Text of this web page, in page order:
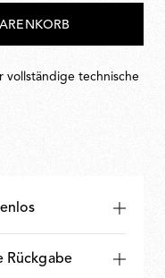
vollständige technische
Rückgabe